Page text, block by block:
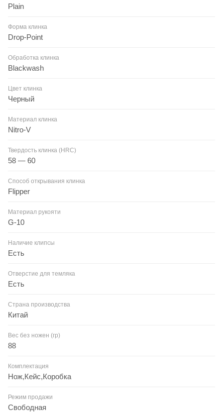
Plain
Форма клинка
Drop-Point
Обработка клинка
Blackwash
Цвет клинка
Черный
Материал клинка
Nitro-V
Твердость клинка (HRC)
58 — 60
Способ открывания клинка
Flipper
Материал рукояти
G-10
Наличие клипсы
Есть
Отверстие для темляка
Есть
Страна производства
Китай
Вес без ножен (гр)
88
Комплектация
Нож,Кейс,Коробка
Режим продажи
Свободная